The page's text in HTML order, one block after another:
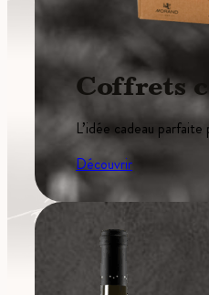
Coffrets
L’idée cadeau
Découvrir